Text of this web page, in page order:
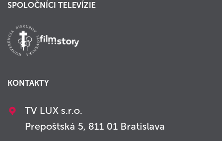
SPOLOČNÍCI TELEVÍZIE
KONTAKTY
TV LUX s.r.o.
Prepoštská 5, 811 01 Bratislava